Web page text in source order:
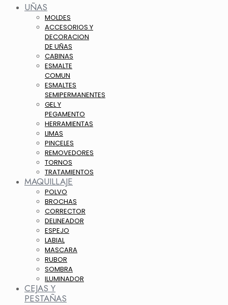
UÑAS
MOLDES
ACCESORIOS Y
DECORACION
DE UÑAS
CABINAS
ESMALTE
COMUN
ESMALTES
SEMIPERMANENTES
GEL Y
PEGAMENTO
HERRAMIENTAS
LIMAS
PINCELES
REMOVEDORES
TORNOS
TRATAMIENTOS
MAQUILLAJE
POLVO
BROCHAS
CORRECTOR
DELINEADOR
ESPEJO
LABIAL
MASCARA
RUBOR
SOMBRA
ILUMINADOR
CEJAS Y
PESTAÑAS